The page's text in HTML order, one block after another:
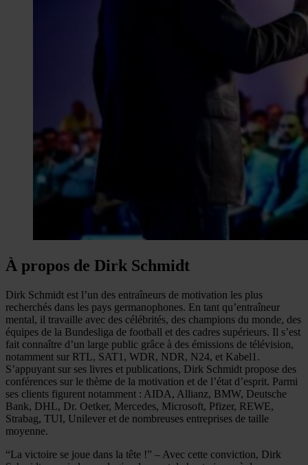
À propos de Dirk Schmidt
Dirk Schmidt est l’un des entraîneurs de motivation les plus
recherchés dans les pays germanophones. En tant qu’entraîneur
mental, il travaille avec des célébrités, des champions du monde, des
équipes de la Bundesliga de football et des cadres supérieurs. Il s’est
fait connaître d’un large public grâce à des émissions de télévision,
notamment sur RTL, SAT1, WDR, NDR, N24, et Kabel1.
S’appuyant sur ses livres et publications, Dirk Schmidt propose des
conférences sur le thème de la motivation et de l’état d’esprit. Parmi
ses clients figurent notamment : AIDA, Allianz, BMW, Deutsche
Bank, DHL, Dr. Oetker, Mercedes, Microsoft, Pfizer, REWE,
Strabag, TUI, Unilever et de nombreuses entreprises de taille
moyenne.
“La victoire se joue dans la tête !” – Avec cette conviction, Dirk